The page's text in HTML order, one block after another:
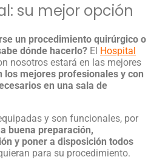
su mejor opción
un procedimiento quirúrgico o
dónde hacerlo? El Hospital
nosotros estará en las mejores
los mejores profesionales y con
en una sala de
y son funcionales, por
buena preparación,
y poner a disposición todos
para su procedimiento.